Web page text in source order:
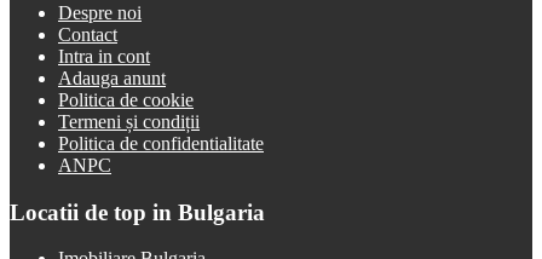
Despre noi
Contact
Intra in cont
Adauga anunt
Politica de cookie
Termeni și condiții
Politica de confidentialitate
ANPC
Locatii de top in Bulgaria